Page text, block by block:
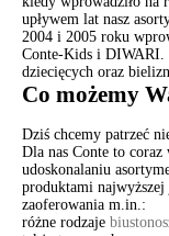
upływem lat nasz
2004 i 2005 roku
Conte-Kids i
dziecięcych oraz
Co możemy
Dziś chcemy patrzeć
Dla nas Conte to coraz
udoskonalaniu
produktami najwyższej
zaoferowania m.in.:
różne rodzaje